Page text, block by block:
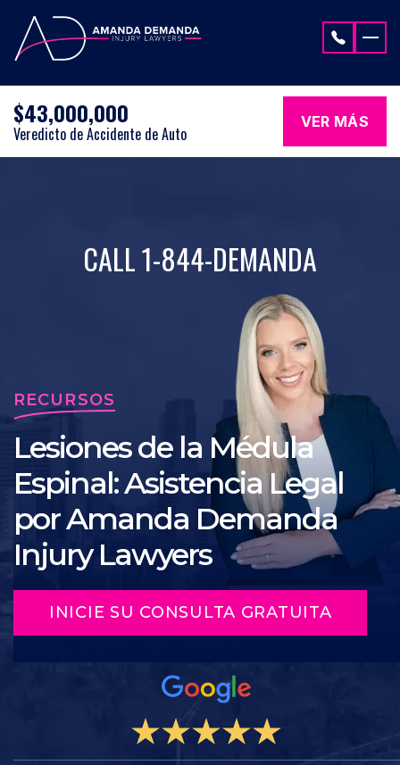
$43,000,000
Veredicto de Accidente de Auto
VER MÁS
CALL 1-844-DEMANDA
RECURSOS
Lesiones de la Médula
Espinal: Asistencia Legal
por Amanda Demanda
Injury Lawyers
INICIE SU CONSULTA GRATUITA